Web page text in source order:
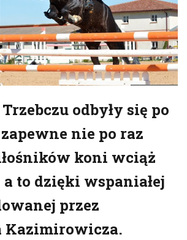
odbyły się po
nie po raz
koni wciąż
to dzięki wspaniałej
przez
Kazimirowicza.